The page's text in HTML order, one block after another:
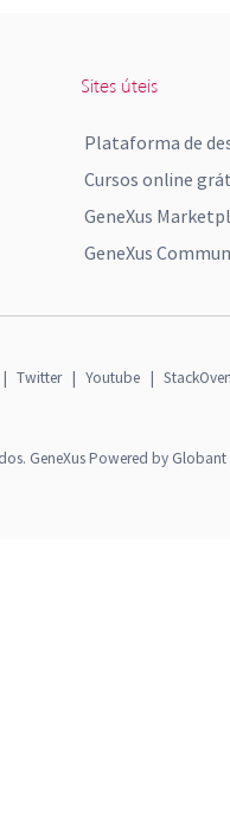
Sites úteis
Plataforma de
Cursos online
GeneXus
GeneXus
| Twitter | Youtube |
GeneXus Powered by Globant